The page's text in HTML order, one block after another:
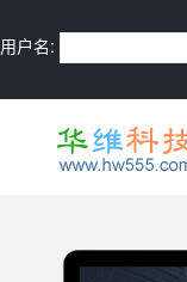
用户名: